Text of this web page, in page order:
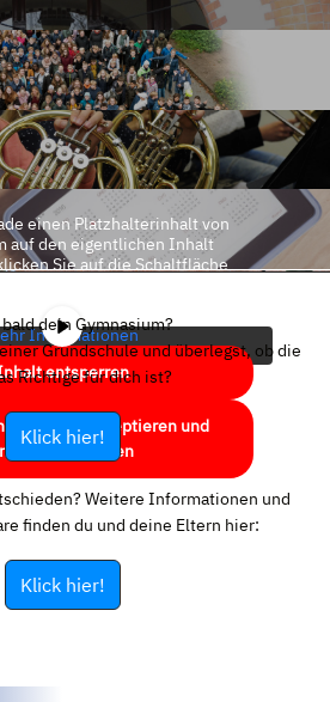
einen Platzhalterinhalt von
auf den eigentlichen Inhalt
Sie auf die Schaltfläche
Informationen
entsperren
Service akzeptieren und
entsperren
dein Gymnasium?
Grundschule und überlegst, ob die
Richtige für dich ist?
Klick hier!
Weitere Informationen und
finden du und deine Eltern hier:
Klick hier!